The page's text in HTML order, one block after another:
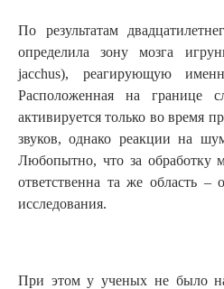
По результатам
определила зону мозга
jacchus), реагирующую
Расположенная на границе
активируется только во время
звуков, однако реакции на
Любопытно, что за обработку
ответственна та же область
исследования.
При этом у ученых не было